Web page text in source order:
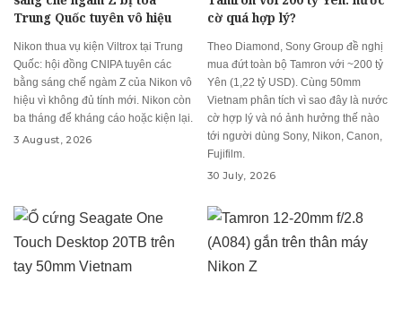
Trung Quốc tuyên vô hiệu
Nikon thua vụ kiện Viltrox tại Trung
Quốc: hội đồng CNIPA tuyên các
bằng sáng chế ngàm Z của Nikon vô
hiệu vì không đủ tính mới. Nikon còn
ba tháng để kháng cáo hoặc kiện lại.
3 August, 2026
cờ quá hợp lý?
Theo Diamond, Sony Group đề nghị
mua đứt toàn bộ Tamron với ~200 tỷ
Yên (1,22 tỷ USD). Cùng 50mm
Vietnam phân tích vì sao đây là nước
cờ hợp lý và nó ảnh hưởng thế nào
tới người dùng Sony, Nikon, Canon,
Fujifilm.
30 July, 2026